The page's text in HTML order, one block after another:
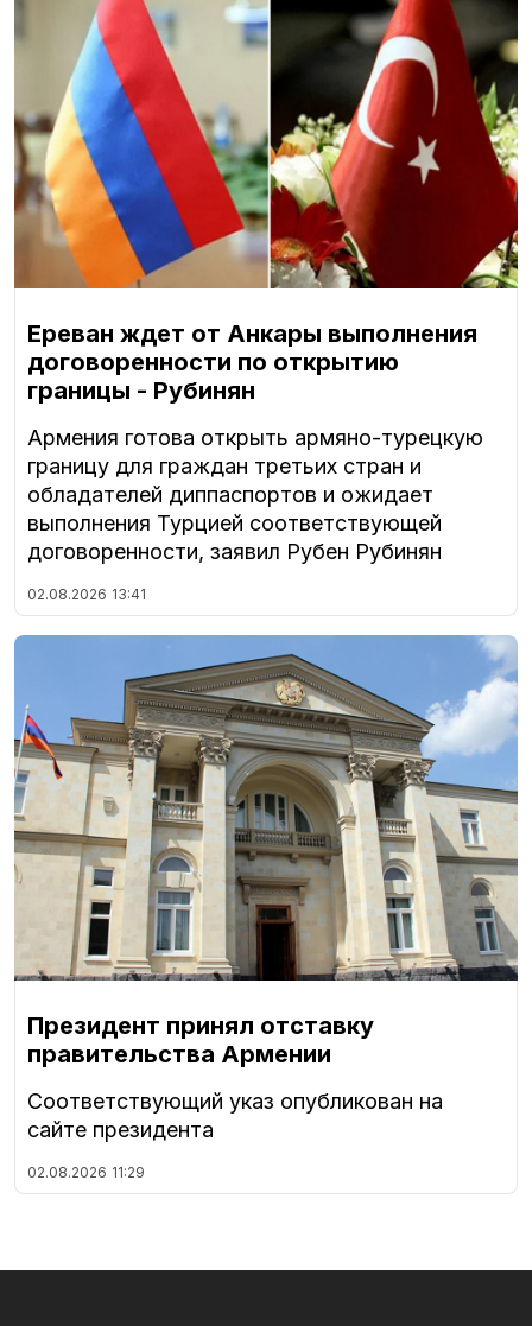
Ереван ждет от Анкары выполнения
договоренности по открытию
границы - Рубинян
Армения готова открыть армяно-турецкую
границу для граждан третьих стран и
обладателей диппаспортов и ожидает
выполнения Турцией соответствующей
договоренности, заявил Рубен Рубинян
02.08.2026 13:41
Президент принял отставку
правительства Армении
Соответствующий указ опубликован на
сайте президента
02.08.2026 11:29